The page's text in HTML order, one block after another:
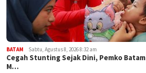
BATAM Sabtu, Agustus 8, 2026 8:32 am
Cegah Stunting Sejak Dini, Pemko Batam
M…